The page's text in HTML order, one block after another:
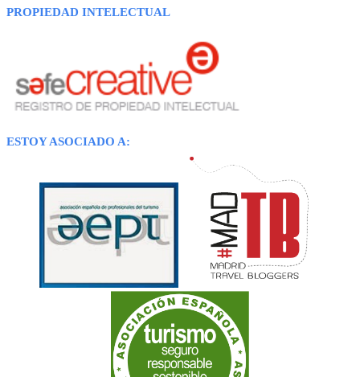
PROPIEDAD INTELECTUAL
ESTOY ASOCIADO A: